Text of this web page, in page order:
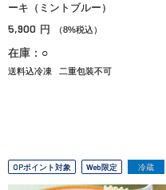
ーキ（ミントブルー）
5,900 円 （8%税込）
在庫：○
送料込冷凍 二重包装不可
OPポイント対象 Web限定 冷蔵